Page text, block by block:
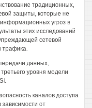
традиционных,
защиты, которые не
угроз в
этих исследований
сетевой
трафика.
данных,
уровня модели
каналов доступа
от